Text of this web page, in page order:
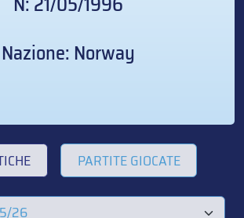
Nazione: Norway
PARTITE GIOCATE